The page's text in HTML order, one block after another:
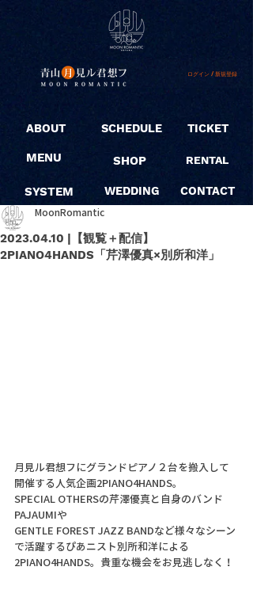
ログイン / 新規登録
ABOUT
MENU
SYSTEM
SCHEDULE
SHOP
WEDDING
TICKET
RENTAL
CONTACT
2023.04.10 |【観覧＋配信】
2PIANO4HANDS「芹澤優真×別所和洋」
MoonRomantic
月見ル君想フにグランドピアノ２台を搬入して
開催する人気企画2PIANO4HANDS。
SPECIAL OTHERSの芹澤優真と自身のバンド
PAJAUMIや
GENTLE FOREST JAZZ BANDなど様々なシーン
で活躍するぴあニスト別所和洋による
2PIANO4HANDS。貴重な機会をお見逃しなく！